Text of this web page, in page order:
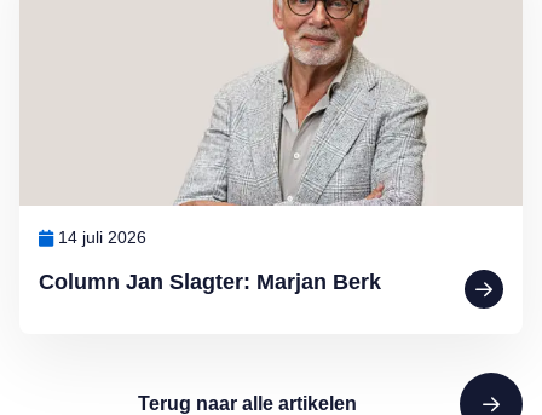
Column Jan Slagter: Marjan Berk
14 juli 2026
Terug naar alle artikelen